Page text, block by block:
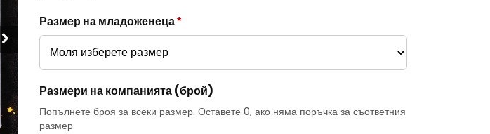
и компания
Размер на младоженеца*
Размери на компанията (брой)
Попълнете броя за всеки размер. Оставете 0, ако няма поръчка за съответния
размер.